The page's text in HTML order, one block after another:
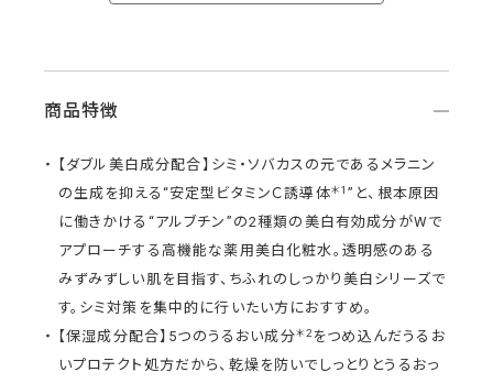
商品特徴
【ダブル美白成分配合】シミ・ソバカスの元であるメラニン
の生成を抑える“安定型ビタミンＣ誘導体＊1”と、根本原因
に働きかける“アルブチン”の2種類の美白有効成分がWで
アプローチする高機能な薬用美白化粧水。透明感のある
みずみずしい肌を目指す、ちふれのしっかり美白シリーズで
す。シミ対策を集中的に行いたい方におすすめ。
【保湿成分配合】5つのうるおい成分＊2 をつめ込んだうるお
いプロテクト処方だから、乾燥を防いでしっとりとうるおっ